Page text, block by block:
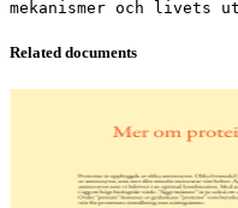
Related documents